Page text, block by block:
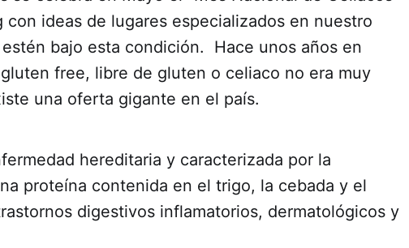
ideas de lugares especializados en nuestro
bajo esta condición. Hace unos años en
free, libre de gluten o celiaco no era muy
una oferta gigante en el país.
hereditaria y caracterizada por la
proteína contenida en el trigo, la cebada y el
digestivos inflamatorios, dermatológicos y